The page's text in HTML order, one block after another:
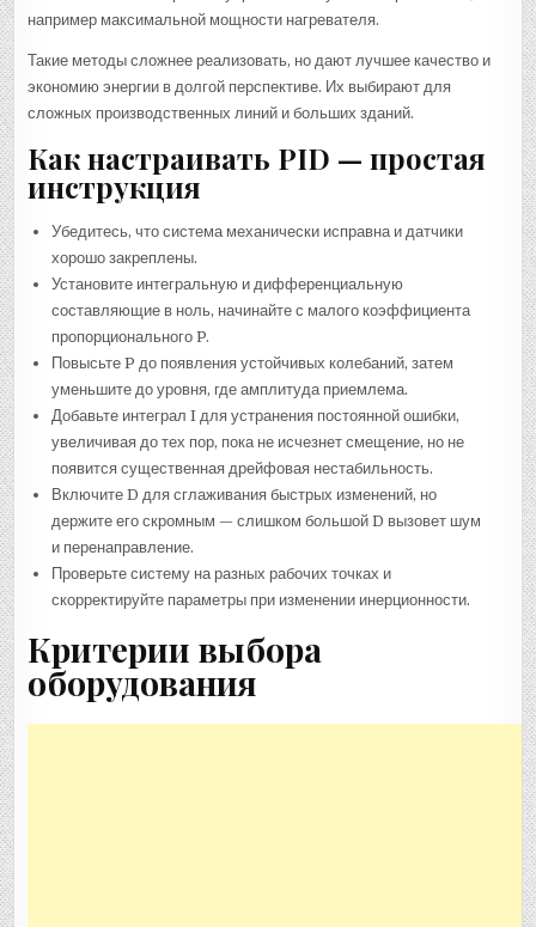
например максимальной мощности нагревателя.
Такие методы сложнее реализовать, но дают лучшее качество и
экономию энергии в долгой перспективе. Их выбирают для
сложных производственных линий и больших зданий.
Как настраивать PID — простая
инструкция
Убедитесь, что система механически исправна и датчики
хорошо закреплены.
Установите интегральную и дифференциальную
составляющие в ноль, начинайте с малого коэффициента
пропорционального P.
Повысьте P до появления устойчивых колебаний, затем
уменьшите до уровня, где амплитуда приемлема.
Добавьте интеграл I для устранения постоянной ошибки,
увеличивая до тех пор, пока не исчезнет смещение, но не
появится существенная дрейфовая нестабильность.
Включите D для сглаживания быстрых изменений, но
держите его скромным — слишком большой D вызовет шум
и перенаправление.
Проверьте систему на разных рабочих точках и
скорректируйте параметры при изменении инерционности.
Критерии выбора
оборудования